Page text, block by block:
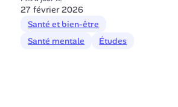
27 février 2026
Santé et bien-être
Santé mentale
Études